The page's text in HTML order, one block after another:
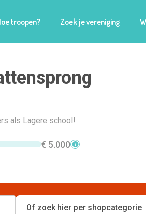
troopen? Zoek je vereniging
als Lagere school!
€ 5.000